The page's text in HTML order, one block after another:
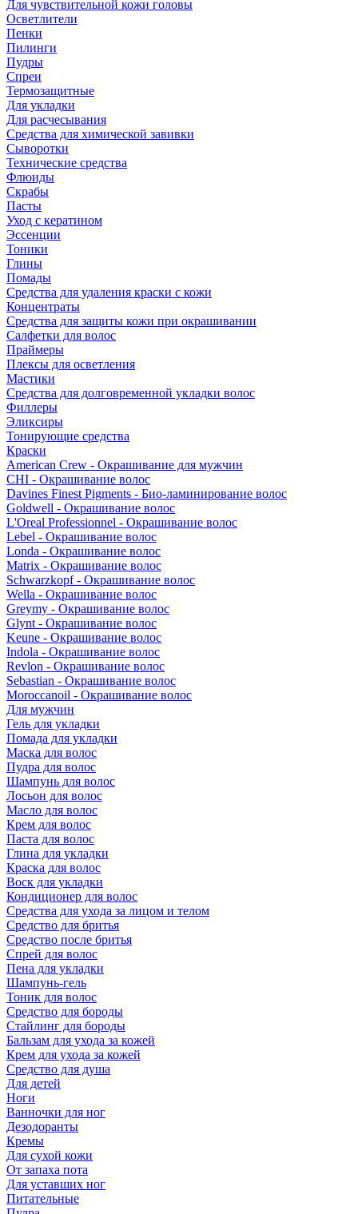
Для чувствительной кожи головы
Осветлители
Пенки
Пилинги
Пудры
Спреи
Термозащитные
Для укладки
Для расчесывания
Средства для химической завивки
Сыворотки
Технические средства
Флюиды
Скрабы
Пасты
Уход с кератином
Эссенции
Тоники
Глины
Помады
Средства для удаления краски с кожи
Концентраты
Средства для защиты кожи при окрашивании
Салфетки для волос
Праймеры
Плексы для осветления
Мастики
Средства для долговременной укладки волос
Филлеры
Эликсиры
Тонирующие средства
Краски
American Crew - Окрашивание для мужчин
CHI - Окрашивание волос
Davines Finest Pigments - Био-ламинирование волос
Goldwell - Окрашивание волос
L'Oreal Professionnel - Окрашивание волос
Lebel - Окрашивание волос
Londa - Окрашивание волос
Matrix - Окрашивание волос
Schwarzkopf - Окрашивание волос
Wella - Окрашивание волос
Greymy - Окрашивание волос
Glynt - Окрашивание волос
Keune - Окрашивание волос
Indola - Окрашивание волос
Revlon - Окрашивание волос
Sebastian - Окрашивание волос
Moroccanoil - Окрашивание волос
Для мужчин
Гель для укладки
Помада для укладки
Маска для волос
Пудра для волос
Шампунь для волос
Лосьон для волос
Масло для волос
Крем для волос
Паста для волос
Глина для укладки
Краска для волос
Воск для укладки
Кондиционер для волос
Средства для ухода за лицом и телом
Средство для бритья
Средство после бритья
Спрей для волос
Пена для укладки
Шампунь-гель
Тоник для волос
Средство для бороды
Стайлинг для бороды
Бальзам для ухода за кожей
Крем для ухода за кожей
Средство для душа
Для детей
Ноги
Ванночки для ног
Дезодоранты
Кремы
Для сухой кожи
От запаха пота
Для уставших ног
Питательные